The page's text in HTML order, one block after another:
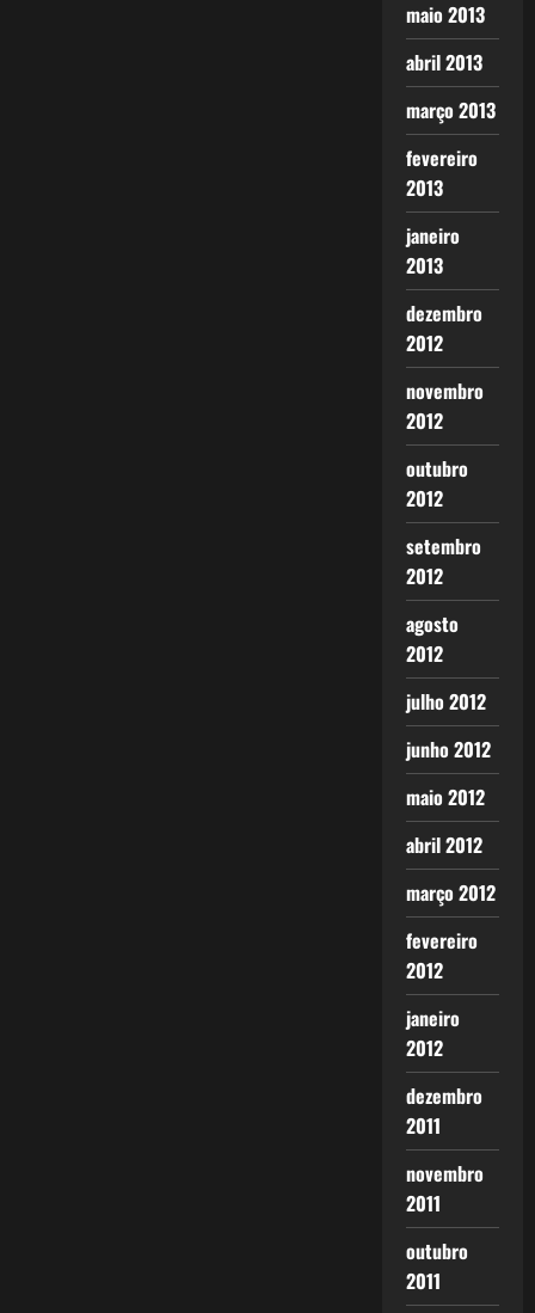
maio 2013
abril 2013
março 2013
fevereiro
2013
janeiro
2013
dezembro
2012
novembro
2012
outubro
2012
setembro
2012
agosto
2012
julho 2012
junho 2012
maio 2012
abril 2012
março 2012
fevereiro
2012
janeiro
2012
dezembro
2011
novembro
2011
outubro
2011